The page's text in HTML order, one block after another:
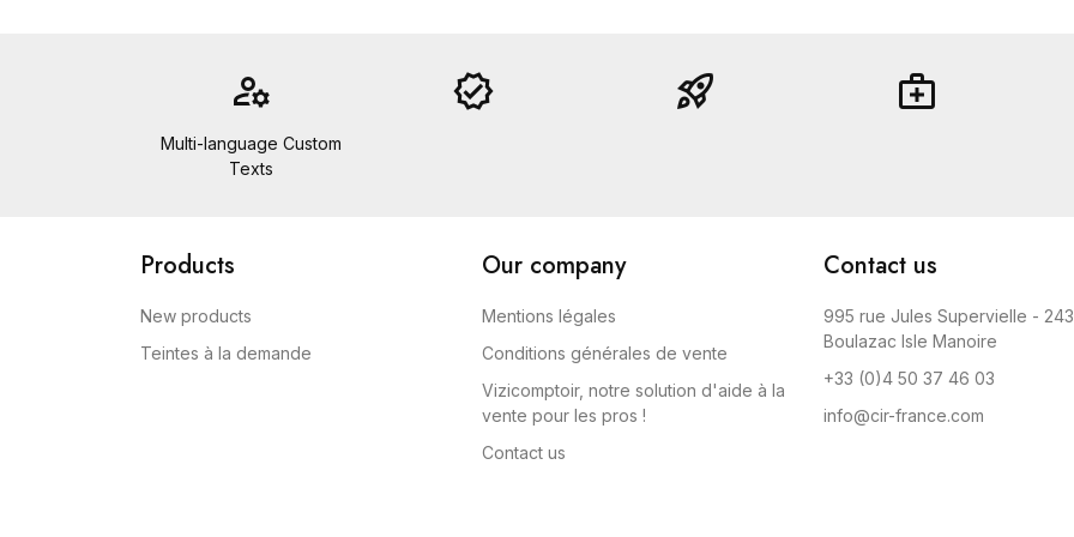
manage_accounts
Multi-language Custom
Texts
verified rocket_launch medical_services
Products
New products
Teintes à la demande
Our company
Mentions légales
Conditions générales de vente
Vizicomptoir, notre solution d'aide à la
vente pour les pros !
Contact us
Contact us
995 rue Jules Supervielle -
Boulazac Isle Manoire
+33 (0)4 50 37 46 03
info@cir-france.com